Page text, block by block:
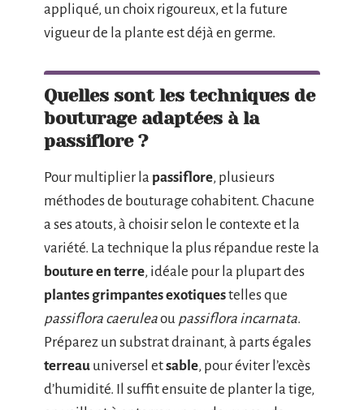
appliqué, un choix rigoureux, et la future
vigueur de la plante est déjà en germe.
Quelles sont les techniques de
bouturage adaptées à la
passiflore ?
Pour multiplier la passiflore, plusieurs
méthodes de bouturage cohabitent. Chacune
a ses atouts, à choisir selon le contexte et la
variété. La technique la plus répandue reste la
bouture en terre, idéale pour la plupart des
plantes grimpantes exotiquestelles que
passiflora caeruleaou passiflora incarnata.
Préparez un substrat drainant, à parts égales
terreau universel etsable, pour éviter l’excès
d’humidité. Il suffit ensuite de planter la tige,